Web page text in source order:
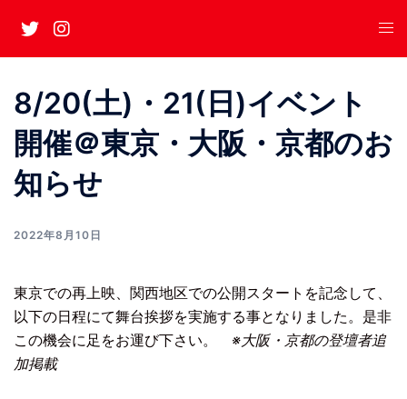
content
8/20(土)・21(日)イベント
開催＠東京・大阪・京都のお
知らせ
2022年8月10日
東京での再上映、関西地区での公開スタートを記念して、
以下の日程にて舞台挨拶を実施する事となりました。是非
この機会に足をお運び下さい。 ※大阪・京都の登壇者追
加掲載